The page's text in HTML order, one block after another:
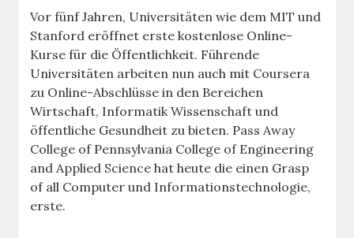
Vor fünf Jahren, Universitäten wie dem MIT und
Stanford eröffnet erste kostenlose Online-
Kurse für die Öffentlichkeit. Führende
Universitäten arbeiten nun auch mit Coursera
zu Online-Abschlüsse in den Bereichen
Wirtschaft, Informatik Wissenschaft und
öffentliche Gesundheit zu bieten. Pass Away
College of Pennsylvania College of Engineering
and Applied Science hat heute die einen Grasp
of all Computer und Informationstechnologie,
erste.